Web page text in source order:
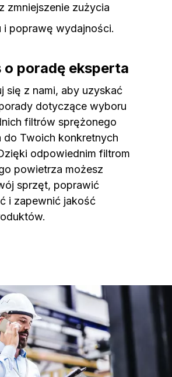
zmniejszenie zużycia
i poprawę wydajności.
o poradę eksperta
się z nami, aby uzyskać
dotyczące wyboru
filtrów sprężonego
do Twoich konkretnych
odpowiednim filtrom
powietrza możesz
sprzęt, poprawić
i zapewnić jakość